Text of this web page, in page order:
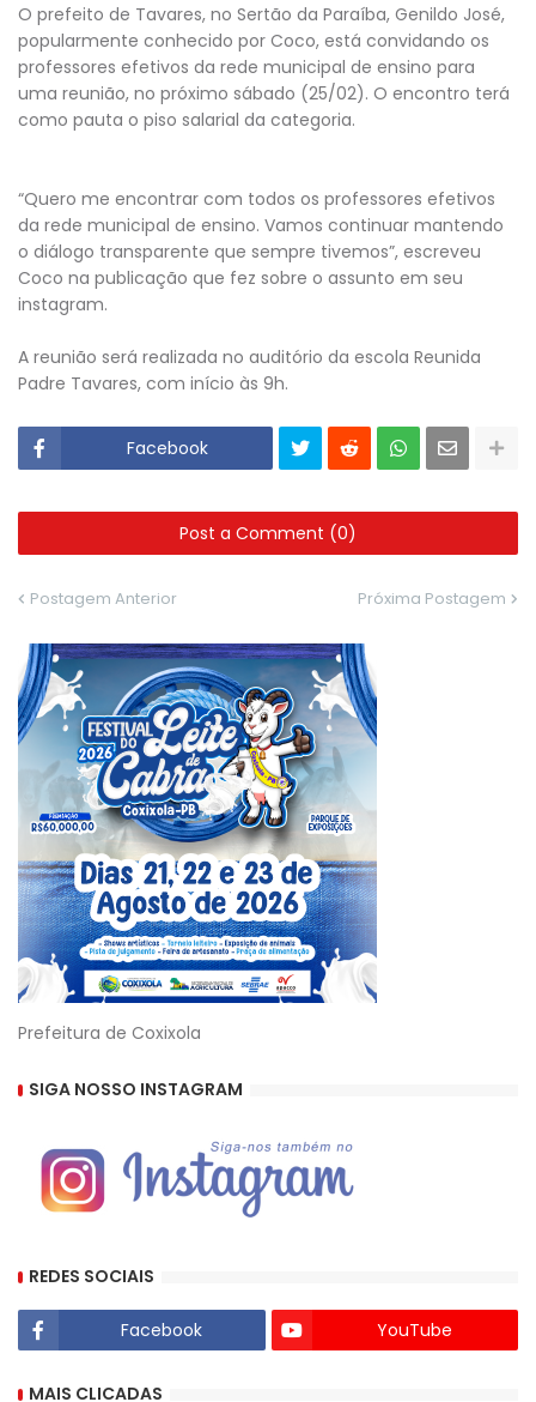
O prefeito de Tavares, no Sertão da Paraíba, Genildo José,
popularmente conhecido por Coco, está convidando os
professores efetivos da rede municipal de ensino para
uma reunião, no próximo sábado (25/02). O encontro terá
como pauta o piso salarial da categoria.
“Quero me encontrar com todos os professores efetivos
da rede municipal de ensino. Vamos continuar mantendo
o diálogo transparente que sempre tivemos”, escreveu
Coco na publicação que fez sobre o assunto em seu
instagram.
A reunião será realizada no auditório da escola Reunida
Padre Tavares, com início às 9h.
Facebook
Post a Comment (0)
Postagem Anterior Próxima Postagem
Prefeitura de Coxixola
SIGA NOSSO INSTAGRAM
REDES SOCIAIS
Facebook YouTube
MAIS CLICADAS